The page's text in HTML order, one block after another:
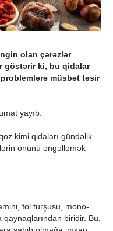
olan çərəzlər
göstərir ki, bu qidalar
müsbət təsir
yayıb.
kimi qidaları gündəlik
önünü əngəlləmək
fol turşusu, mono-
biridir. Bu,